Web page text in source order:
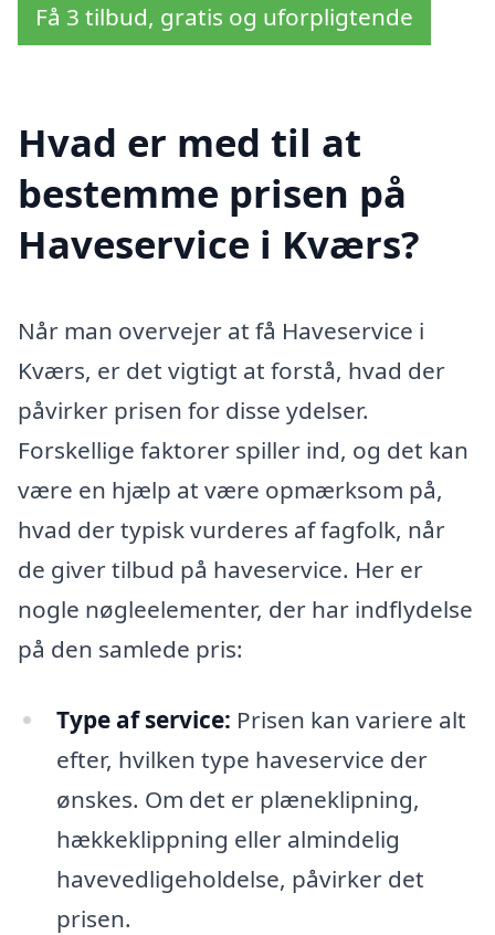
Få 3 tilbud, gratis og uforpligtende
Hvad er med til at
bestemme prisen på
Haveservice i Kværs?
Når man overvejer at få Haveservice i
Kværs, er det vigtigt at forstå, hvad der
påvirker prisen for disse ydelser.
Forskellige faktorer spiller ind, og det kan
være en hjælp at være opmærksom på,
hvad der typisk vurderes af fagfolk, når
de giver tilbud på haveservice. Her er
nogle nøgleelementer, der har indflydelse
på den samlede pris:
Type af service: Prisen kan variere alt
efter, hvilken type haveservice der
ønskes. Om det er plæneklipning,
hækkeklippning eller almindelig
havevedligeholdelse, påvirker det
prisen.